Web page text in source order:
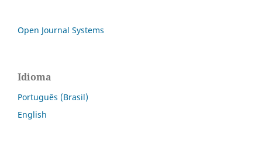
Open Journal Systems
Idioma
Português (Brasil)
English